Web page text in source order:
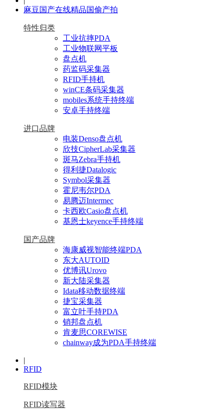
麻豆国产在线精品国偷产拍
特性归类
工业抗摔PDA
工业物联网平板
盘点机
药监码采集器
RFID手持机
winCE条码采集器
mobiles系统手持终端
安卓手持终端
进口品牌
电装Denso盘点机
欣技CipherLab采集器
斑马Zebra手持机
得利捷Datalogic
Symbol采集器
霍尼韦尔PDA
易腾迈Intermec
卡西欧Casio盘点机
基恩士keyence手持终端
国产品牌
海康威视智能终端PDA
东大AUTOID
优博讯Urovo
新大陆采集器
Idata移动数据终端
捷宝采集器
富立叶手持PDA
销邦盘点机
肯麦思COREWISE
chainway成为PDA手持终端
|
RFID
RFID模块
RFID读写器